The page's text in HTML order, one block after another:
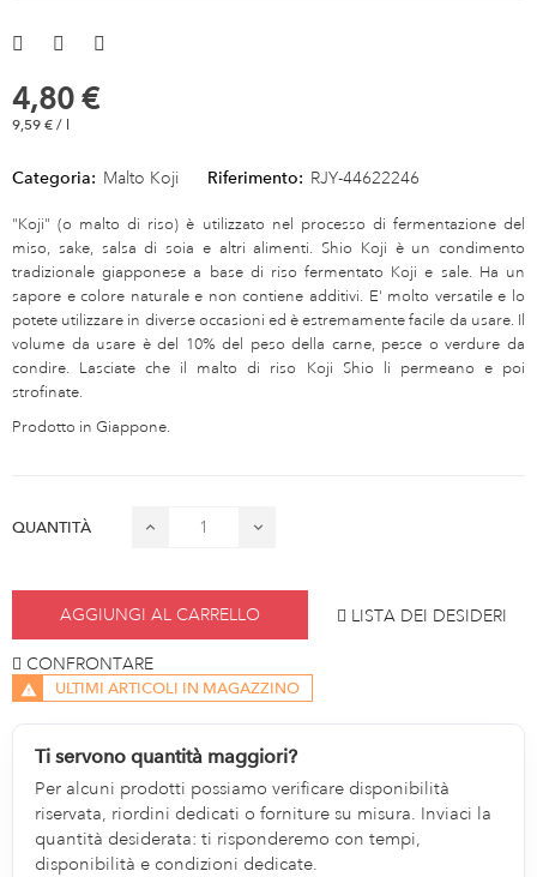
4,80 €
9,59 € / l
Categoria: Malto Koji Riferimento: RJY-44622246
"Koji" (o malto di riso) è utilizzato nel processo di fermentazione del
miso, sake, salsa di soia e altri alimenti. Shio Koji è un condimento
tradizionale giapponese a base di riso fermentato Koji e sale. Ha un
sapore e colore naturale e non contiene additivi. E' molto versatile e lo
potete utilizzare in diverse occasioni ed è estremamente facile da usare. Il
volume da usare è del 10% del peso della carne, pesce o verdure da
condire. Lasciate che il malto di riso Koji Shio li permeano e poi
strofinate.
Prodotto in Giappone.
QUANTITÀ
AGGIUNGI AL CARRELLO LISTA DEI DESIDERI
CONFRONTARE
ULTIMI ARTICOLI IN MAGAZZINO
Ti servono quantità maggiori?
Per alcuni prodotti possiamo verificare disponibilità
riservata, riordini dedicati o forniture su misura. Inviaci la
quantità desiderata: ti risponderemo con tempi,
disponibilità e condizioni dedicate.